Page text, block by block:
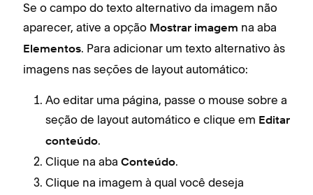
Se o campo do texto alternativo da imagem não
aparecer, ative a opção Mostrar imagem na aba
Elementos. Para adicionar um texto alternativo às
imagens nas seções de layout automático:
Ao editar uma página, passe o mouse sobre a
seção de layout automático e clique em Editar
conteúdo.
Clique na aba Conteúdo.
Clique na imagem à qual você deseja